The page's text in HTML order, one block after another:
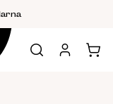
Inloggen